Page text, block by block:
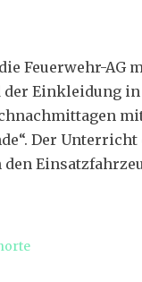
Feuerwehr-
der Einkleidung
Der